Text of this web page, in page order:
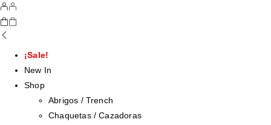
¡Sale!
New In
Shop
Abrigos / Trench
Chaquetas / Cazadoras